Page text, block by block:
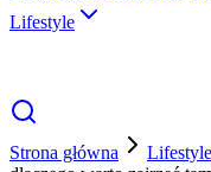
Lifestyle
Strona główna Lifestyle